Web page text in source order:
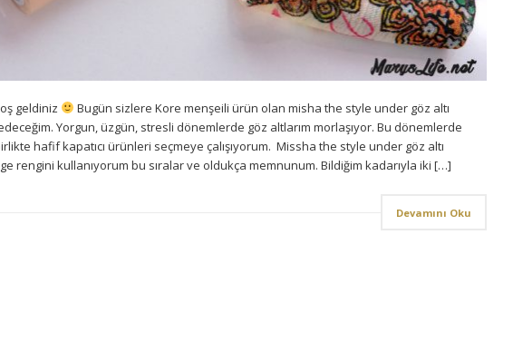
geldiniz
Bugün sizlere Kore menşeili ürün olan misha the style under göz altı
Yorgun, üzgün, stresli dönemlerde göz altlarım morlaşıyor. Bu dönemlerde
hafif kapatıcı ürünleri seçmeye çalışıyorum. Missha the style under göz altı
rengini kullanıyorum bu sıralar ve oldukça memnunum. Bildiğim kadarıyla iki […]
Devamını Oku